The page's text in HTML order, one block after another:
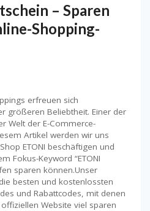
– Sparen
Shopping-
erfreuen sich
größeren Beliebtheit. Einer der
Welt der E-Commerce-
Artikel werden wir uns
ETONI beschäftigen und
Fokus-Keyword “ETONI
sparen können.Unser
besten und kostenlossten
und Rabattcodes, mit denen
Website viel sparen